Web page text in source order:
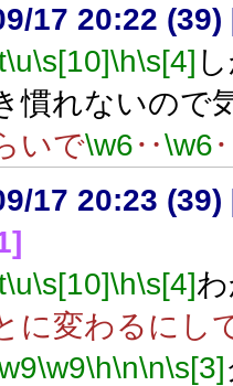
17 20:22 (39)
\u\s[10]\h\s[4]
慣れないので
いで\w6‥\w6
17 20:23 (39)
\u\s[10]\h\s[4]
に変わるにし
\w9\h\n\n\s[3]